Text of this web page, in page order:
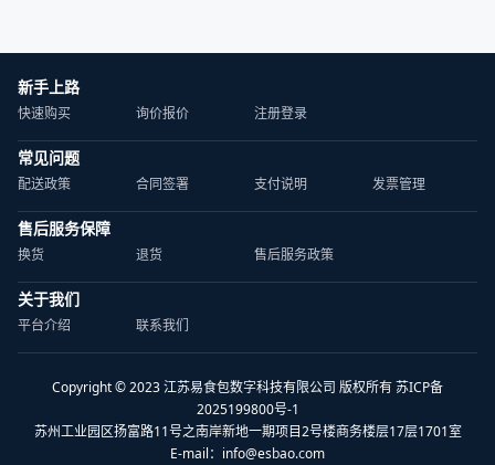
新手上路
快速购买 询价报价 注册登录
常见问题
配送政策 合同签署 支付说明 发票管理
售后服务保障
换货 退货 售后服务政策
关于我们
平台介绍 联系我们
Copyright © 2023 江苏易食包数字科技有限公司 版权所有 苏ICP备
2025199800号-1
苏州工业园区扬富路11号之南岸新地一期项目2号楼商务楼层17层1701室
E-mail： info@esbao.com